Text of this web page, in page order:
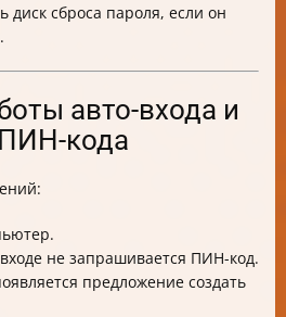
диск сброса пароля, если он
авто-входа и
кода
не запрашивается ПИН-код.
предложение создать